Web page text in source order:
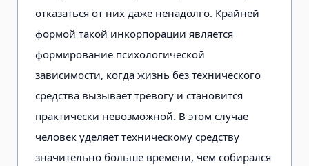
отказаться от них даже ненадол­го. Крайней
формой такой инкорпора­ции является
формирование психоло­гической
зависимости, когда жизнь без технического
средства вызывает трево­гу и становится
практически невозмож­ной. В этом случае
человек уделяет тех­ническому средству
значительно боль­ше времени, чем собирался